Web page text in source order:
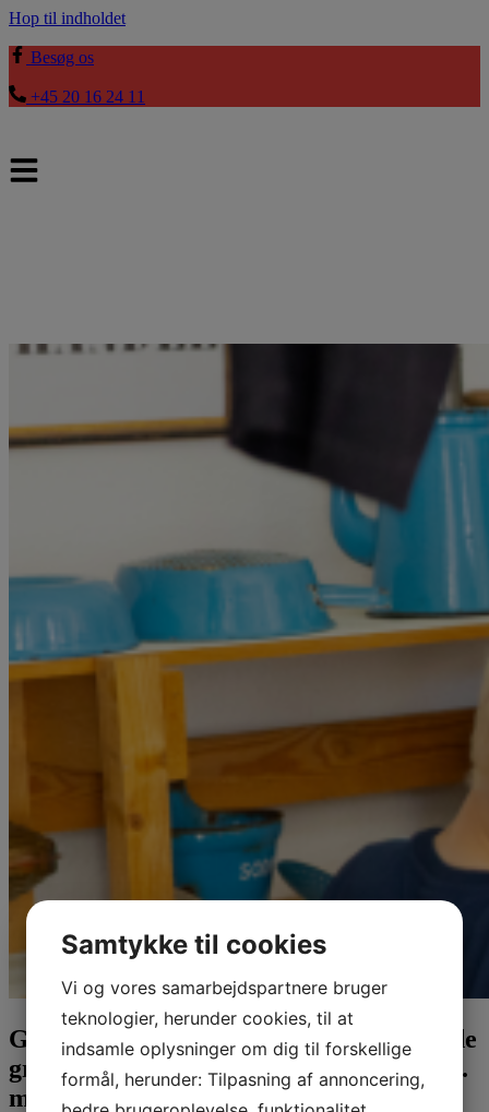
Hop til indholdet
Besøg os
+45 20 16 24 11
Generationsmøde “De små synger med de
grå” på Bækmarksbro Plejecenter den 9.
maj
Samtykke til cookies
Vi og vores samarbejdspartnere bruger
teknologier, herunder cookies, til at
indsamle oplysninger om dig til forskellige
formål, herunder: Tilpasning af annoncering,